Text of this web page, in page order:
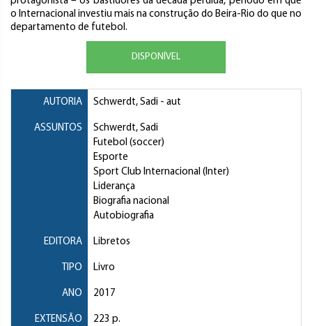
o Internacional investiu mais na construção do Beira-Rio do que no
departamento de futebol.
DISPONÍVEL
AUTORIA Schwerdt, Sadi - aut
ASSUNTOS
Schwerdt, Sadi
Futebol (soccer)
Esporte
Sport Club Internacional (Inter)
Liderança
Biografia nacional
Autobiografia
EDITORA Libretos
TIPO Livro
ANO 2017
EXTENSÃO 223 p.